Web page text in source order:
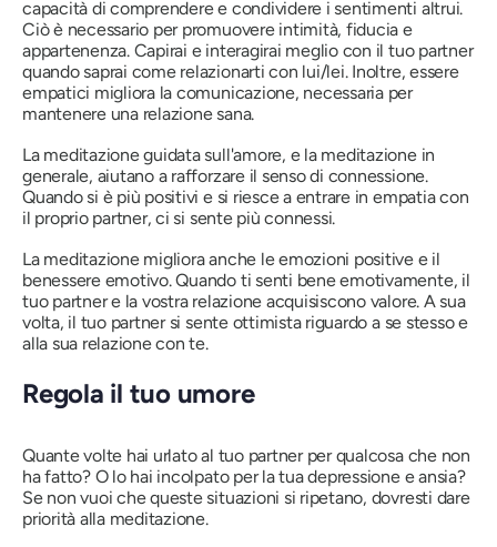
capacità di comprendere e condividere i sentimenti altrui.
Ciò è necessario per promuovere intimità, fiducia e
appartenenza. Capirai e interagirai meglio con il tuo partner
quando saprai come relazionarti con lui/lei. Inoltre, essere
empatici migliora la comunicazione, necessaria per
mantenere una relazione sana.
La meditazione guidata sull'amore, e la meditazione in
generale, aiutano a rafforzare il senso di connessione.
Quando si è più positivi e si riesce a entrare in empatia con
il proprio partner, ci si sente più connessi.
La meditazione migliora anche le emozioni positive e il
benessere emotivo. Quando ti senti bene emotivamente, il
tuo partner e la vostra relazione acquisiscono valore. A sua
volta, il tuo partner si sente ottimista riguardo a se stesso e
alla sua relazione con te.
Regola il tuo umore
Quante volte hai urlato al tuo partner per qualcosa che non
ha fatto? O lo hai incolpato per la tua depressione e ansia?
Se non vuoi che queste situazioni si ripetano, dovresti dare
priorità alla meditazione.